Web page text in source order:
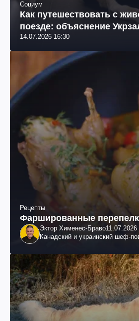
Социум
Как путешествовать с
поезде: объяснение
14.07.2026 16:30
Рецепты
Фаршированные
Эктор Хименес-Браво11.07.2026
Канадский и украинский шеф-